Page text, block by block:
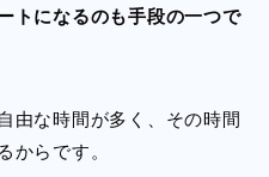
トになるのも手段の一つで
由な時間が多く、その時間
からです。